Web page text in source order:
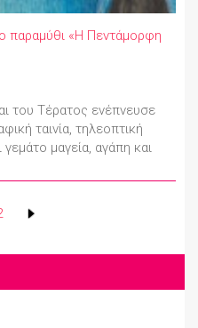
παραμύθι «Η Πεντάμορφη
του Τέρατος ενέπνευσε
ταινία, τηλεοπτική
μαγεία, αγάπη και